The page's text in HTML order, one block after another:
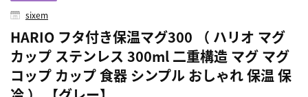
sixem
HARIO フタ付き保温マグ300 （ ハリオ マグ
カップ ステンレス 300ml 二重構造 マグ マグ
コップ カップ 食器 シンプル おしゃれ 保温 保